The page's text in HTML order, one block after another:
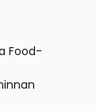
Food-